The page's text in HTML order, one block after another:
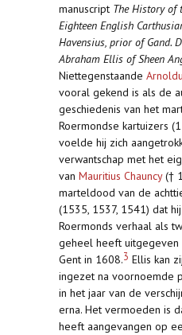
manuscript The History of
Eighteen English
Havensius, prior of Gand.
Abraham Ellis of Sheen
Niettegenstaande
vooral gekend is als de
geschiedenis van het
Roermondse kartuizers
voelde hij zich
verwantschap met het
van Mauritius Chauncy(†
marteldood van de
(1535, 1537, 1541) dat
Roermonds verhaal als
geheel heeft uitgegeven
Gent in 1608.3 Ellis kan
ingezet na voornoemde
in het jaar van de
erna. Het vermoeden is
heeft aangevangen op